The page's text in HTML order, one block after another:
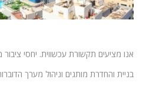
אנו מציעים תקשורת עכשווית. יחסי
בניית והחדרת מותגים וניהול מערך